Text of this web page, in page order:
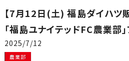
【7月12日(土) 福島ダイハツ
「福島ユナイテッドFC農業部
2025/7/12
農業部